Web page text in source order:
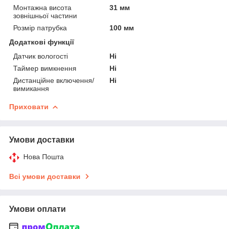
Монтажна висота
зовнішньої частини
31 мм
Розмір патрубка
100 мм
Додаткові функції
Датчик вологості
Ні
Таймер вимкнення
Ні
Дистанційне включення/
вимикання
Ні
Приховати
Умови доставки
Нова Пошта
Всі умови доставки
Умови оплати